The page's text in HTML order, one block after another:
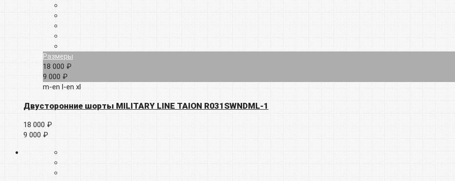
Размеры
18 000 ₽
9 000 ₽
m-en l-en xl
Двусторонние шорты MILITARY LINE TAION R031SWNDML-1
18 000 ₽
9 000 ₽